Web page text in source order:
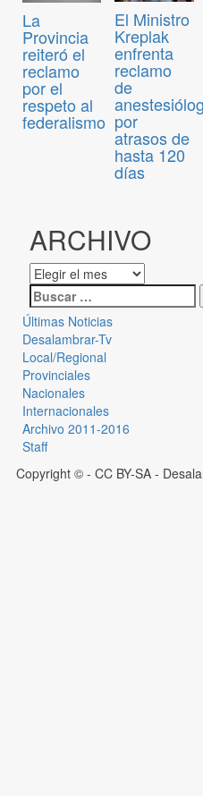
La
Provincia
reiteró el
reclamo
por el
respeto al
federalismo
El Ministro
Kreplak
enfrenta
reclamo
de
por
atrasos de
hasta 120
días
ARCHIVO
Últimas Noticias
Desalambrar-Tv
Local/Regional
Provinciales
Nacionales
Internacionales
Archivo 2011-2016
Staff
Copyright © - CC BY-SA -